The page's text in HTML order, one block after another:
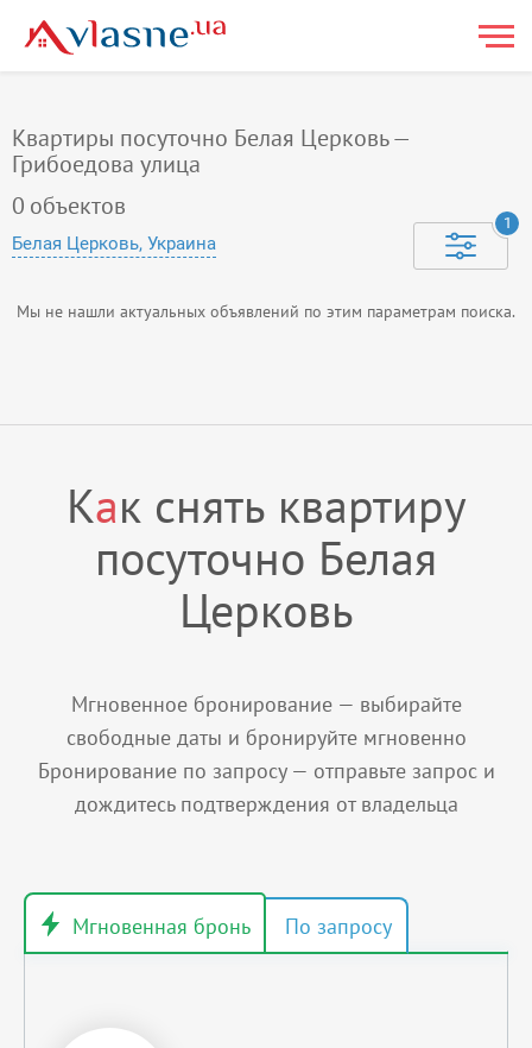
Квартиры посуточно Белая Церковь —
Грибоедова улица
0 объектов
Белая Церковь, Украина
1
Мы не нашли актуальных объявлений по этим параметрам поиска.
Как снять квартиру
посуточно Белая
Церковь
Мгновенное бронирование — выбирайте
свободные даты и бронируйте мгновенно
Бронирование по запросу — отправьте запрос и
дождитесь подтверждения от владельца